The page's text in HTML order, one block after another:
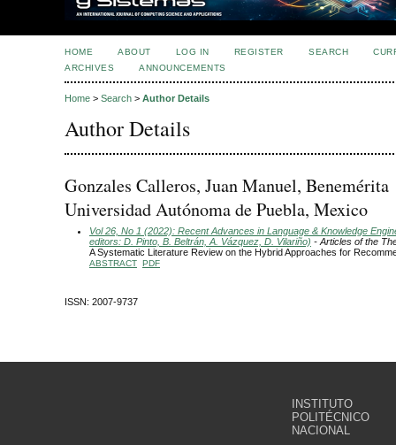
HOME ABOUT LOG IN REGISTER SEARCH
ARCHIVES
ANNOUNCEMENTS
Home > Search > Author Details
Author Details
Gonzales Calleros, Juan Manuel, Benemérita
Universidad Autónoma de Puebla, Mexico
Vol 26, No 1 (2022): Recent Advances in Language & Knowledge
editors: D. Pinto, B. Beltrán, A. Vázquez, D. Vilariño) - Articles of the
A Systematic Literature Review on the Hybrid Approaches for
ABSTRACT PDF
ISSN: 2007-9737
INSTITUTO
POLITÉCNICO
NACIONAL